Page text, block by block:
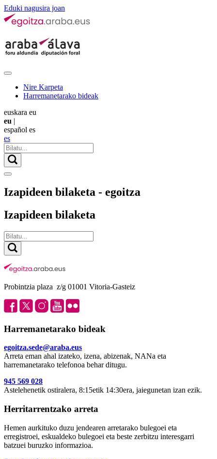
Eduki nagusira joan
Nire Karpeta
Harremanetarako bideak
euskara eu
eu |
español es
es
Izapideen bilaketa - egoitza
Izapideen bilaketa
Probintzia plaza z/g 01001 Vitoria-Gasteiz
Harremanetarako bideak
egoitza.sede@araba.eus
Arreta eman ahal izateko, izena, abizenak, NANa eta
harremanetarako telefonoa behar ditugu.
945 569 028
Astelehenetik ostiralera, 8:15etik 14:30era, jaiegunetan izan ezik.
Herritarrentzako arreta
Hemen aurkituko duzu jendearen arretarako bulegoei eta
erregistroei, eskualdeko bulegoei eta beste zerbitzu interesgarri
batzuei buruzko informazioa.